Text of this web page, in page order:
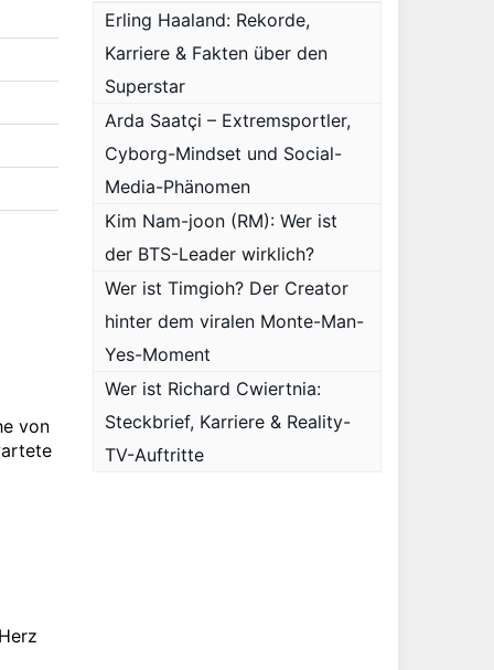
von
Erling Haaland: Rekorde,
Karriere & Fakten über den
Superstar
Arda Saatçi – Extremsportler,
Cyborg-Mindset und Social-
Media-Phänomen
Kim Nam-joon (RM): Wer ist
der BTS-Leader wirklich?
Wer ist Timgioh? Der Creator
hinter dem viralen Monte-Man-
Yes-Moment
Wer ist Richard Cwiertnia:
Steckbrief, Karriere & Reality-
TV-Auftritte